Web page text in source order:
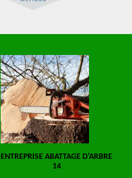
ENTREPRISE ABATTAGE D'ARBRE
14